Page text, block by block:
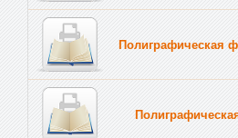
Полиграфическая